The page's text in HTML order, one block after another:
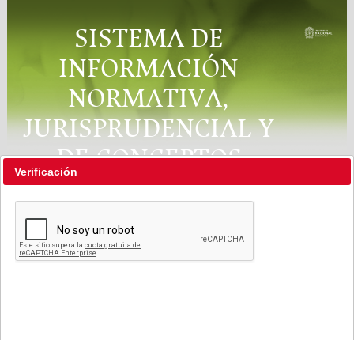
SISTEMA DE
INFORMACIÓN
NORMATIVA,
JURISPRUDENCIAL Y
DE CONCEPTOS
"RÉGIMEN LEGAL"
Verificación